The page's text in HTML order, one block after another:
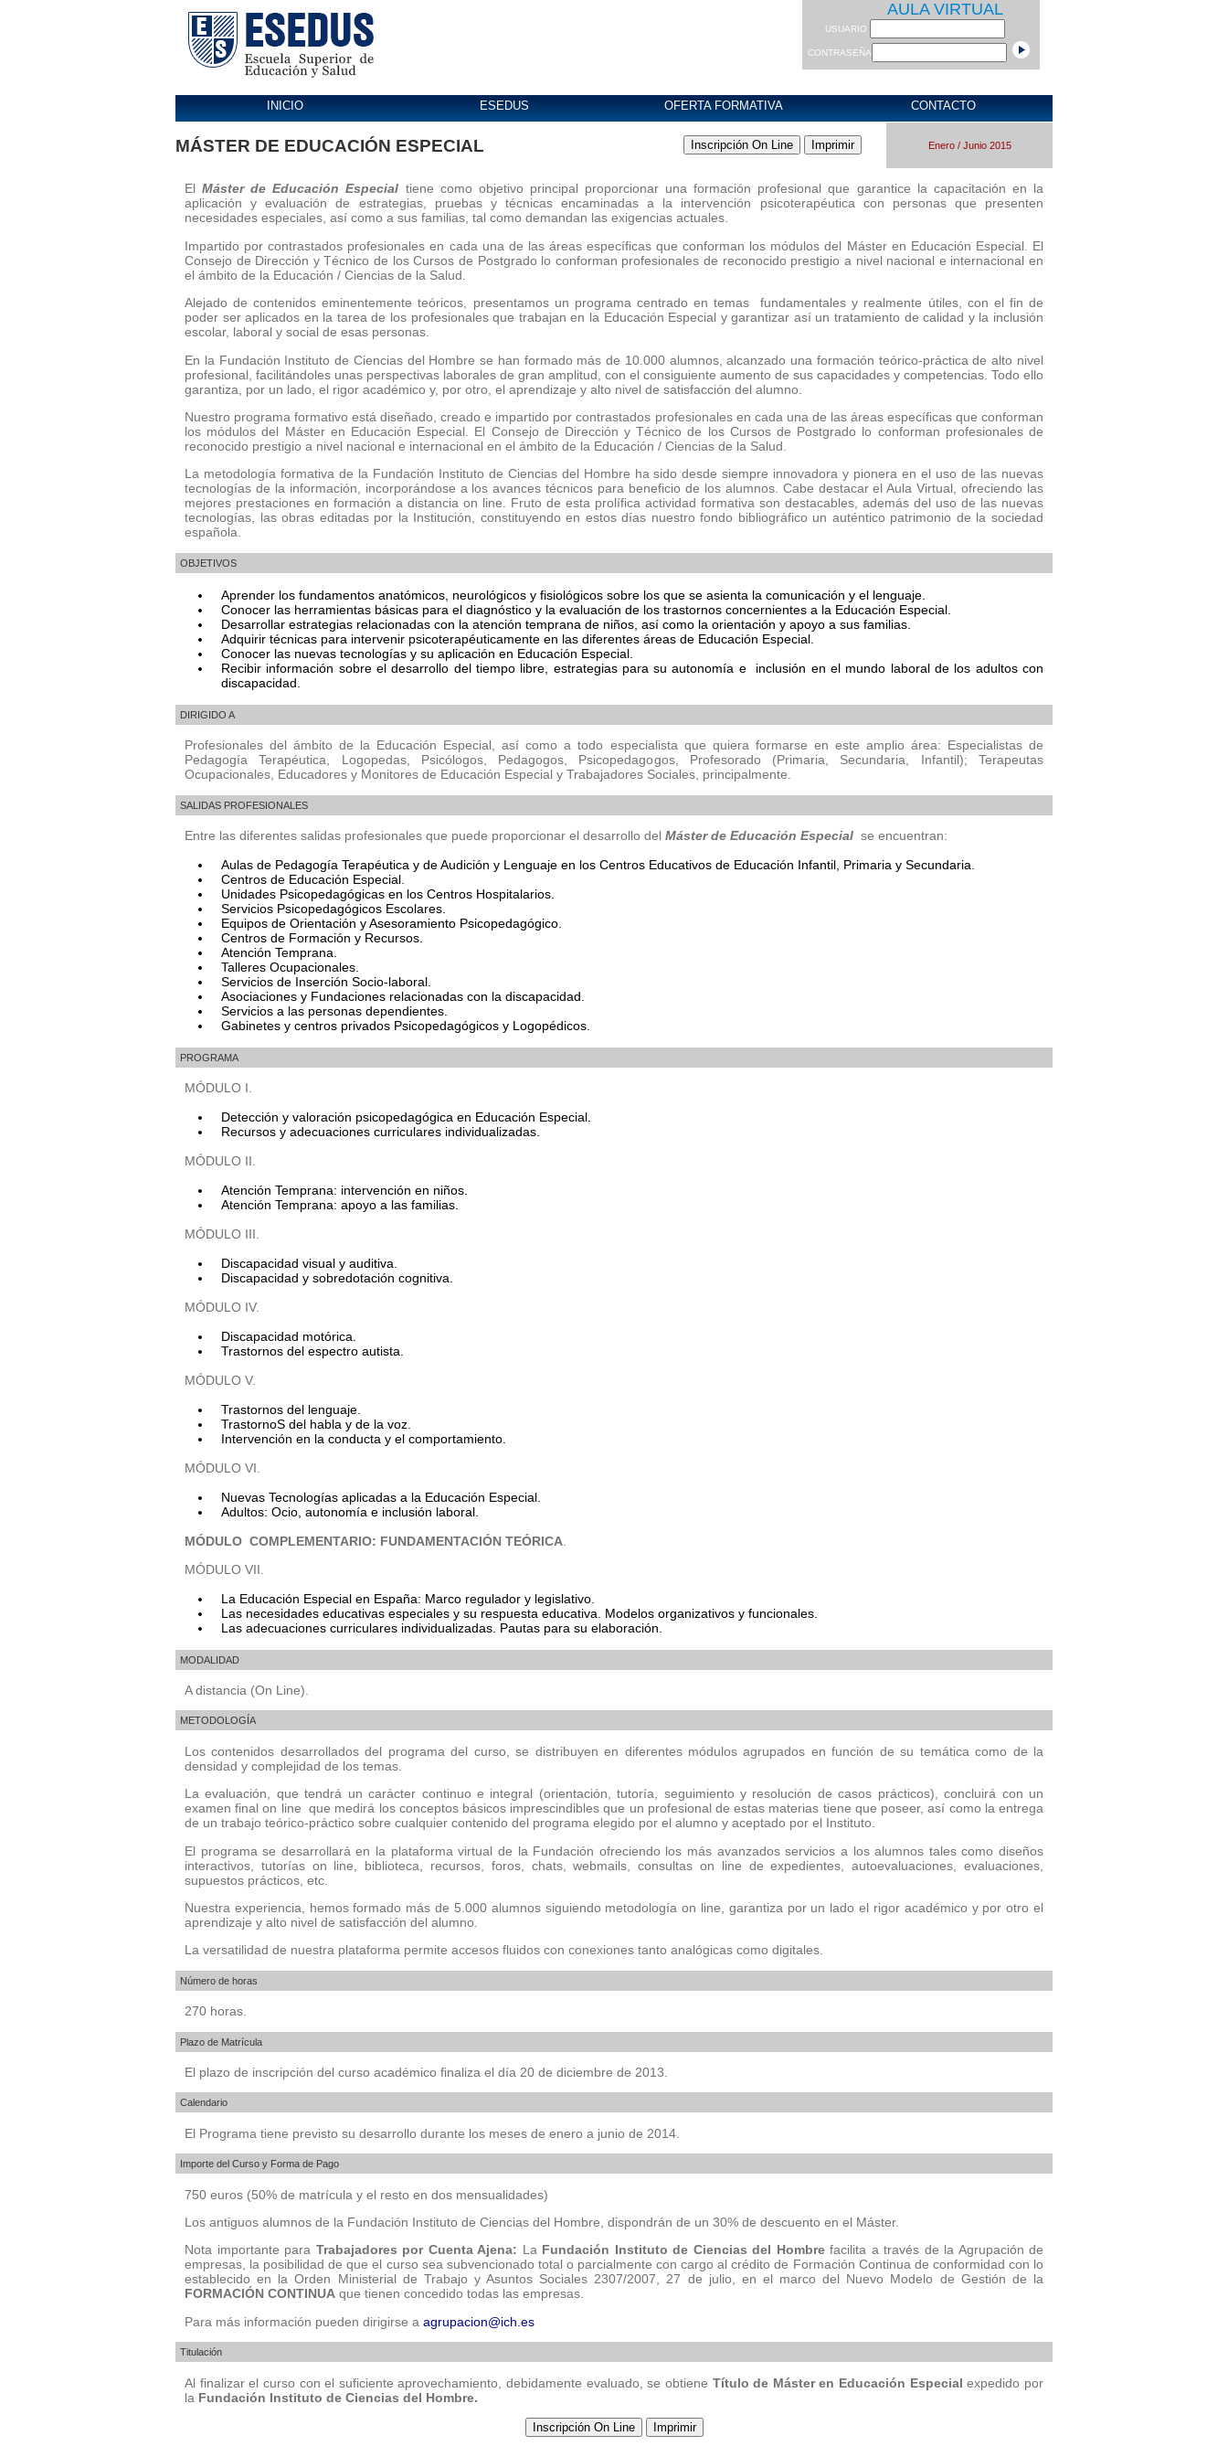
AULA VIRTUAL
USUARIO
CONTRASEÑA
INICIO ESEDUS OFERTA FORMATIVA CONTACTO
MÁSTER DE EDUCACIÓN ESPECIAL Enero / Junio 2015
El Máster de Educación Especial tiene como objetivo principal proporcionar una formación profesional que garantice la capacitación en la
aplicación y evaluación de estrategias, pruebas y técnicas encaminadas a la intervención psicoterapéutica con personas que presenten
necesidades especiales, así como a sus familias, tal como demandan las exigencias actuales.
Impartido por contrastados profesionales en cada una de las áreas específicas que conforman los módulos del Máster en Educación Especial. El
Consejo de Dirección y Técnico de los Cursos de Postgrado lo conforman profesionales de reconocido prestigio a nivel nacional e internacional en
el ámbito de la Educación / Ciencias de la Salud.
Alejado de contenidos eminentemente teóricos, presentamos un programa centrado en temas fundamentales y realmente útiles, con el fin de
poder ser aplicados en la tarea de los profesionales que trabajan en la Educación Especial y garantizar así un tratamiento de calidad y la inclusión
escolar, laboral y social de esas personas.
En la Fundación Instituto de Ciencias del Hombre se han formado más de 10.000 alumnos, alcanzado una formación teórico-práctica de alto nivel
profesional, facilitándoles unas perspectivas laborales de gran amplitud, con el consiguiente aumento de sus capacidades y competencias. Todo ello
garantiza, por un lado, el rigor académico y, por otro, el aprendizaje y alto nivel de satisfacción del alumno.
Nuestro programa formativo está diseñado, creado e impartido por contrastados profesionales en cada una de las áreas específicas que conforman
los módulos del Máster en Educación Especial. El Consejo de Dirección y Técnico de los Cursos de Postgrado lo conforman profesionales de
reconocido prestigio a nivel nacional e internacional en el ámbito de la Educación / Ciencias de la Salud.
La metodología formativa de la Fundación Instituto de Ciencias del Hombre ha sido desde siempre innovadora y pionera en el uso de las nuevas
tecnologías de la información, incorporándose a los avances técnicos para beneficio de los alumnos. Cabe destacar el Aula Virtual, ofreciendo las
mejores prestaciones en formación a distancia on line. Fruto de esta prolífica actividad formativa son destacables, además del uso de las nuevas
tecnologías, las obras editadas por la Institución, constituyendo en estos días nuestro fondo bibliográfico un auténtico patrimonio de la sociedad
española.
OBJETIVOS
Aprender los fundamentos anatómicos, neurológicos y fisiológicos sobre los que se asienta la comunicación y el lenguaje.
Conocer las herramientas básicas para el diagnóstico y la evaluación de los trastornos concernientes a la Educación Especial.
Desarrollar estrategias relacionadas con la atención temprana de niños, así como la orientación y apoyo a sus familias.
Adquirir técnicas para intervenir psicoterapéuticamente en las diferentes áreas de Educación Especial.
Conocer las nuevas tecnologías y su aplicación en Educación Especial.
Recibir información sobre el desarrollo del tiempo libre, estrategias para su autonomía e inclusión en el mundo laboral de los adultos con
discapacidad.
DIRIGIDO A
Profesionales del ámbito de la Educación Especial, así como a todo especialista que quiera formarse en este amplio área: Especialistas de
Pedagogía Terapéutica, Logopedas, Psicólogos, Pedagogos, Psicopedagogos, Profesorado (Primaria, Secundaria, Infantil); Terapeutas
Ocupacionales, Educadores y Monitores de Educación Especial y Trabajadores Sociales, principalmente.
SALIDAS PROFESIONALES
Entre las diferentes salidas profesionales que puede proporcionar el desarrollo del Máster de Educación Especial se encuentran:
Aulas de Pedagogía Terapéutica y de Audición y Lenguaje en los Centros Educativos de Educación Infantil, Primaria y Secundaria.
Centros de Educación Especial.
Unidades Psicopedagógicas en los Centros Hospitalarios.
Servicios Psicopedagógicos Escolares.
Equipos de Orientación y Asesoramiento Psicopedagógico.
Centros de Formación y Recursos.
Atención Temprana.
Talleres Ocupacionales.
Servicios de Inserción Socio-laboral.
Asociaciones y Fundaciones relacionadas con la discapacidad.
Servicios a las personas dependientes.
Gabinetes y centros privados Psicopedagógicos y Logopédicos.
PROGRAMA
MÓDULO I.
Detección y valoración psicopedagógica en Educación Especial.
Recursos y adecuaciones curriculares individualizadas.
MÓDULO II.
Atención Temprana: intervención en niños.
Atención Temprana: apoyo a las familias.
MÓDULO III.
Discapacidad visual y auditiva.
Discapacidad y sobredotación cognitiva.
MÓDULO IV.
Discapacidad motórica.
Trastornos del espectro autista.
MÓDULO V.
Trastornos del lenguaje.
TrastornoS del habla y de la voz.
Intervención en la conducta y el comportamiento.
MÓDULO VI.
Nuevas Tecnologías aplicadas a la Educación Especial.
Adultos: Ocio, autonomía e inclusión laboral.
MÓDULO COMPLEMENTARIO: FUNDAMENTACIÓN TEÓRICA.
MÓDULO VII.
La Educación Especial en España: Marco regulador y legislativo.
Las necesidades educativas especiales y su respuesta educativa. Modelos organizativos y funcionales.
Las adecuaciones curriculares individualizadas. Pautas para su elaboración.
MODALIDAD
A distancia (On Line).
METODOLOGÍA
Los contenidos desarrollados del programa del curso, se distribuyen en diferentes módulos agrupados en función de su temática como de la
densidad y complejidad de los temas.
La evaluación, que tendrá un carácter continuo e integral (orientación, tutoría, seguimiento y resolución de casos prácticos), concluirá con un
examen final on line que medirá los conceptos básicos imprescindibles que un profesional de estas materias tiene que poseer, así como la entrega
de un trabajo teórico-práctico sobre cualquier contenido del programa elegido por el alumno y aceptado por el Instituto.
El programa se desarrollará en la plataforma virtual de la Fundación ofreciendo los más avanzados servicios a los alumnos tales como diseños
interactivos, tutorías on line, biblioteca, recursos, foros, chats, webmails, consultas on line de expedientes, autoevaluaciones, evaluaciones,
supuestos prácticos, etc.
Nuestra experiencia, hemos formado más de 5.000 alumnos siguiendo metodología on line, garantiza por un lado el rigor académico y por otro el
aprendizaje y alto nivel de satisfacción del alumno.
La versatilidad de nuestra plataforma permite accesos fluidos con conexiones tanto analógicas como digitales.
Número de horas
270 horas.
Plazo de Matrícula
El plazo de inscripción del curso académico finaliza el día 20 de diciembre de 2013.
Calendario
El Programa tiene previsto su desarrollo durante los meses de enero a junio de 2014.
Importe del Curso y Forma de Pago
750 euros (50% de matrícula y el resto en dos mensualidades)
Los antiguos alumnos de la Fundación Instituto de Ciencias del Hombre, dispondrán de un 30% de descuento en el Máster.
Nota importante para Trabajadores por Cuenta Ajena: La Fundación Instituto de Ciencias del Hombrefacilita a través de la Agrupación de
empresas, la posibilidad de que el curso sea subvencionado total o parcialmente con cargo al crédito de Formación Continua de conformidad con lo
establecido en la Orden Ministerial de Trabajo y Asuntos Sociales 2307/2007, 27 de julio, en el marco del Nuevo Modelo de Gestión de la
FORMACIÓN CONTINUA que tienen concedido todas las empresas.
Para más información pueden dirigirse a agrupacion@ich.es
Titulación
Al finalizar el curso con el suficiente aprovechamiento, debidamente evaluado, se obtiene Título de Máster en Educación Especial expedido por
la Fundación Instituto de Ciencias del Hombre.